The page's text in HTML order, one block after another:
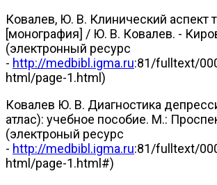
Ковалев, Ю. В. Клинический аспект
[монография] / Ю. В. Ковалев. -
(электронный ресурс
- http://medbibl.igma.ru:81/fulltext/
html/page-1.html)
Ковалев Ю. В. Диагностика
атлас): учебное пособие. М.:
(электроный ресурс
- http://medbibl.igma.ru:81/fulltext/
html/page-1.html#)